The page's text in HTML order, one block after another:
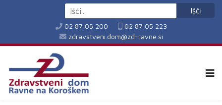
Išči
02 87 05 200
02 87 05 223
zdravstveni.dom@zd-ravne.si